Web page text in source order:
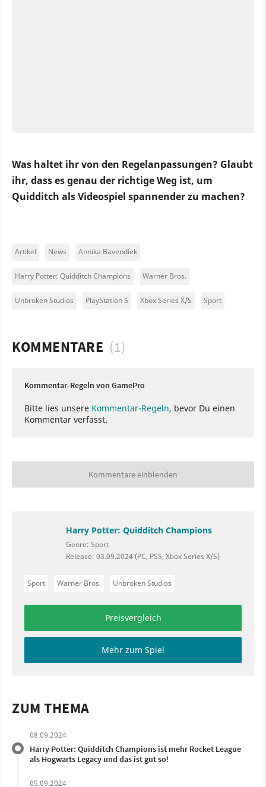
Was haltet ihr von den Regelanpassungen? Glaubt
ihr, dass es genau der richtige Weg ist, um
Quidditch als Videospiel spannender zu machen?
Artikel News Annika Bavendiek
Harry Potter: Quidditch Champions Warner Bros.
Unbroken Studios PlayStation 5 Xbox Series X/S Sport
KOMMENTARE (1)
Kommentar-Regeln von GamePro
Bitte lies unsere Kommentar-Regeln, bevor Du einen
Kommentar verfasst.
Kommentare einblenden
Harry Potter: Quidditch Champions
Genre: Sport
Release: 03.09.2024 (PC, PS5, Xbox Series X/S)
Sport Warner Bros. Unbroken Studios
Preisvergleich
Mehr zum Spiel
ZUM THEMA
08.09.2024
Harry Potter: Quidditch Champions ist mehr Rocket League
als Hogwarts Legacy und das ist gut so!
05.09.2024